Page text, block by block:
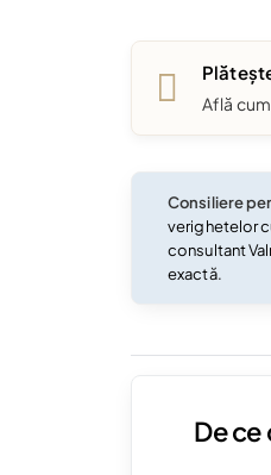
Află
Consiliere
verighetelor
consultant
exactă.
De ce